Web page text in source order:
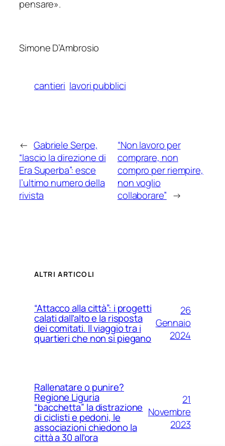
pensare».
Simone D’Ambrosio
cantieri lavori pubblici
← Gabriele Serpe,
“lascio la direzione di
Era Superba”: esce
l’ultimo numero della
rivista
“Non lavoro per
comprare, non
compro per riempire,
non voglio
collaborare” →
ALTRI ARTICOLI
“Attacco alla città”: i progetti
calati dall’alto e la risposta
dei comitati. Il viaggio tra i
quartieri che non si piegano
26
Gennaio
2024
Rallenatare o punire?
Regione Liguria
“bacchetta” la distrazione
di ciclisti e pedoni, le
associazioni chiedono la
città a 30 all’ora
21
Novembre
2023